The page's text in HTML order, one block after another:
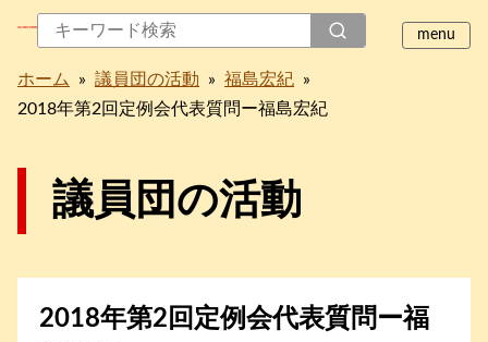
ホーム » 議員団の活動 » 福島宏紀 »
2018年第2回定例会代表質問ー福島宏紀
議員団の活動
2018年第2回定例会代表質問ー福